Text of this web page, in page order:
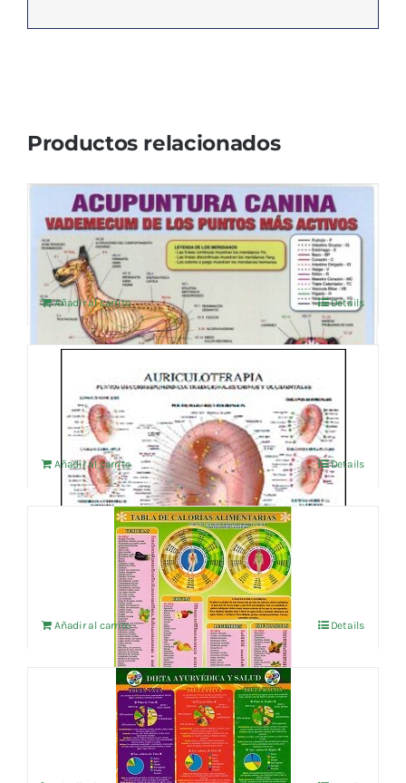
Productos relacionados
ACUPUNTURA CANINA LAMINA PLAST.A4
4,76€ IVA no incluído
Añadir al carrito Details
AURICULOTERAPIA
IVA no incluído
Añadir al carrito Details
TABLA DE CALORIAS ALIMENTARIAS
IVA no incluído
Añadir al carrito Details
DIETA AYURVEDICA Y SALUD
IVA no incluído